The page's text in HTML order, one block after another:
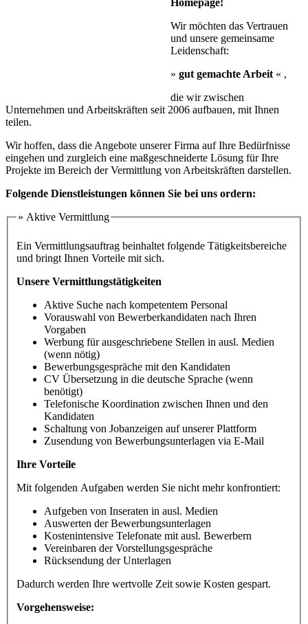
Homepage!
Wir möchten das Vertrauen
und unsere gemeinsame
Leidenschaft:
» gut gemachte Arbeit « ,
die wir zwischen
Unternehmen und Arbeitskräften seit 2006 aufbauen, mit Ihnen
teilen.
Wir hoffen, dass die Angebote unserer Firma auf Ihre Bedürfnisse
eingehen und zurgleich eine maßgeschneiderte Lösung für Ihre
Projekte im Bereich der Vermittlung von Arbeitskräften darstellen.
Folgende Dienstleistungen können Sie bei uns ordern:
» Aktive Vermittlung
Ein Vermittlungsauftrag beinhaltet folgende Tätigkeitsbereiche
und bringt Ihnen Vorteile mit sich.
Unsere Vermittlungstätigkeiten
Aktive Suche nach kompetentem Personal
Vorauswahl von Bewerberkandidaten nach Ihren
Vorgaben
Werbung für ausgeschriebene Stellen in ausl. Medien
(wenn nötig)
Bewerbungsgespräche mit den Kandidaten
CV Übersetzung in die deutsche Sprache (wenn
benötigt)
Telefonische Koordination zwischen Ihnen und den
Kandidaten
Schaltung von Jobanzeigen auf unserer Plattform
Zusendung von Bewerbungsunterlagen via E-Mail
Ihre Vorteile
Mit folgenden Aufgaben werden Sie nicht mehr konfrontiert:
Aufgeben von Inseraten in ausl. Medien
Auswerten der Bewerbungsunterlagen
Kostenintensive Telefonate mit ausl. Bewerbern
Vereinbaren der Vorstellungsgespräche
Rücksendung der Unterlagen
Dadurch werden Ihre wertvolle Zeit sowie Kosten gespart.
Vorgehensweise: